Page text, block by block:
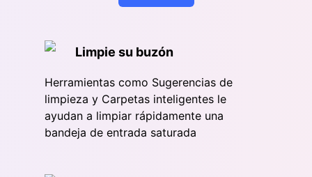
Limpie su buzón
Herramientas como Sugerencias de
limpieza y Carpetas inteligentes le
ayudan a limpiar rápidamente una
bandeja de entrada saturada